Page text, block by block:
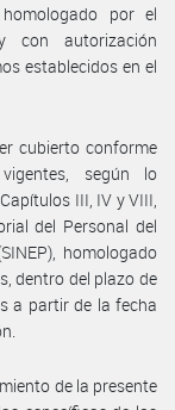
homologado por el
con autorización
establecidos en el
cubierto conforme
según lo
III, IV y VIII,
del Personal del
homologado
dentro del plazo de
a partir de la fecha
de la presente